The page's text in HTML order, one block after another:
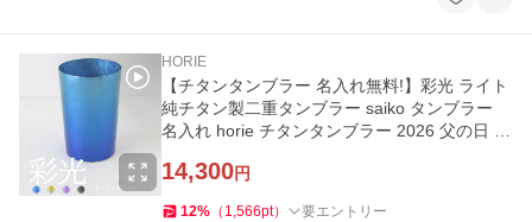
HORIE
【チタンタンブラー 名入れ無料!】彩光 ライト
純チタン製二重タンブラー saiko タンブラー
名入れ horie チタンタンブラー 2026 父の日 プ
14,300円
12% （ 1,566pt） 要エントリー